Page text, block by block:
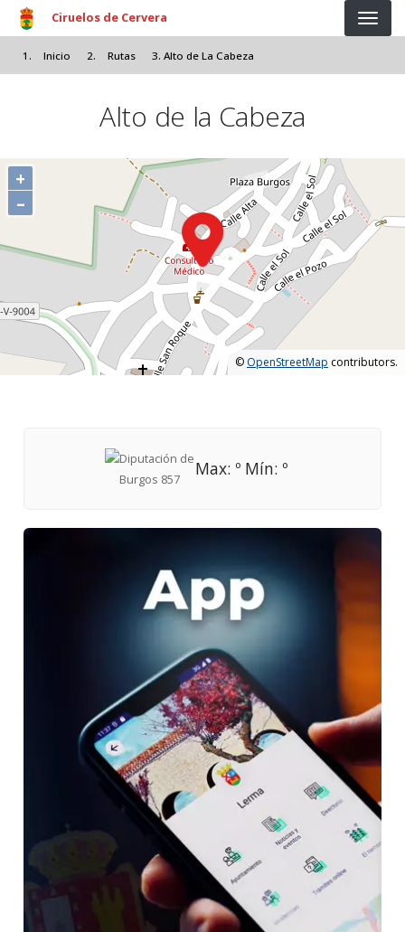
Pasar al contenido principal
Ciruelos de Cervera
Inicio Rutas Alto de La Cabeza
Alto de la Cabeza
+
–
© OpenStreetMap contributors.
Max: º Mín: º